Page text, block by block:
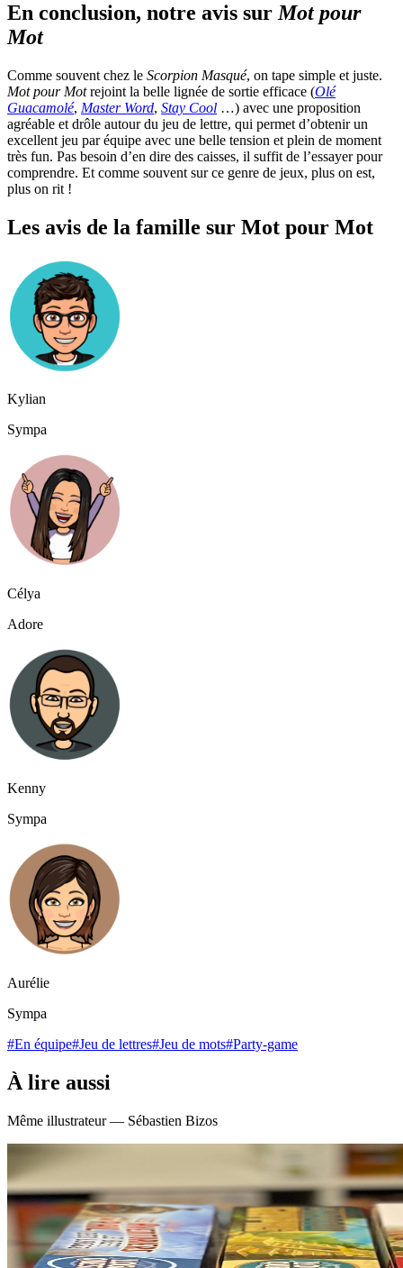
En conclusion, notre avis surMot pour
Mot
Comme souvent chez le Scorpion Masqué, on tape simple et juste.
Mot pour Motrejoint la belle lignée de sortie efficace (Olé
Guacamolé, Master Word, Stay Cool …) avec une proposition
agréable et drôle autour du jeu de lettre, qui permet d’obtenir un
excellent jeu par équipe avec une belle tension et plein de moment
très fun. Pas besoin d’en dire des caisses, il suffit de l’essayer pour
comprendre. Et comme souvent sur ce genre de jeux, plus on est,
plus on rit !
Les avis de la famille sur Mot pour Mot
Kylian
Sympa
Célya
Adore
Kenny
Sympa
Aurélie
Sympa
#En équipe#Jeu de lettres#Jeu de mots#Party-game
À lire aussi
Même illustrateur — Sébastien Bizos